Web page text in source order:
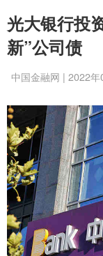
光大银行投
新”公司债
中国金融网 | 2022